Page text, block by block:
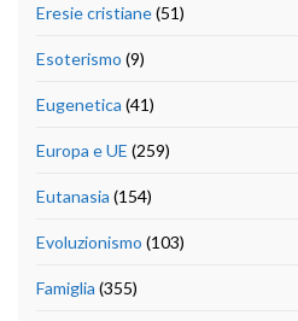
Eresie cristiane(51)
Esoterismo (9)
Eugenetica (41)
Europa e UE (259)
Eutanasia (154)
Evoluzionismo (103)
Famiglia (355)